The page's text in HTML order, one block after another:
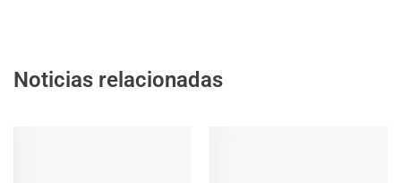
Noticias relacionadas